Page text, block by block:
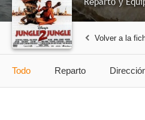
Volver a la
Todo Reparto